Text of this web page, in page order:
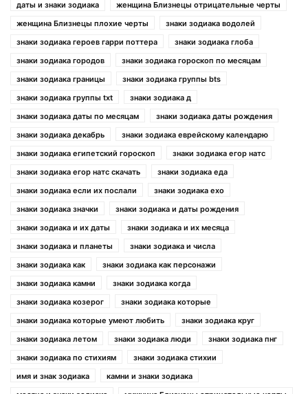
даты и знаки зодиака
женщина Близнецы отрицательные черты
женщина Близнецы плохие черты
знаки зодиака водолей
знаки зодиака героев гарри поттера
знаки зодиака глоба
знаки зодиака городов
знаки зодиака гороскоп по месяцам
знаки зодиака границы
знаки зодиака группы bts
знаки зодиака группы txt
знаки зодиака д
знаки зодиака даты по месяцам
знаки зодиака даты рождения
знаки зодиака декабрь
знаки зодиака еврейскому календарю
знаки зодиака египетский гороскоп
знаки зодиака егор натс
знаки зодиака егор натс скачать
знаки зодиака еда
знаки зодиака если их послали
знаки зодиака ехо
знаки зодиака значки
знаки зодиака и даты рождения
знаки зодиака и их даты
знаки зодиака и их месяца
знаки зодиака и планеты
знаки зодиака и числа
знаки зодиака как
знаки зодиака как персонажи
знаки зодиака камни
знаки зодиака когда
знаки зодиака козерог
знаки зодиака которые
знаки зодиака которые умеют любить
знаки зодиака круг
знаки зодиака летом
знаки зодиака люди
знаки зодиака пнг
знаки зодиака по стихиям
знаки зодиака стихии
имя и знак зодиака
камни и знаки зодиака